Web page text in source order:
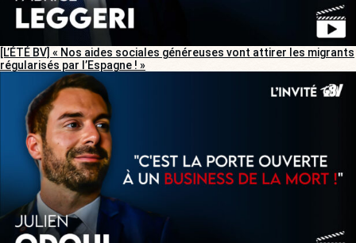
[L’ÉTÉ BV] « Nos aides sociales généreuses vont attirer les migrants
régularisés par l’Espagne ! »